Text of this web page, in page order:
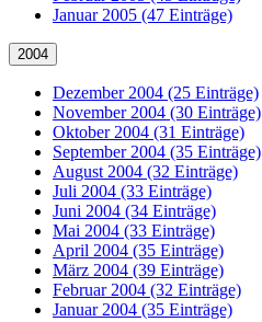
Januar 2005 (47 Einträge)
2004
Dezember 2004 (25 Einträge)
November 2004 (30 Einträge)
Oktober 2004 (31 Einträge)
September 2004 (35 Einträge)
August 2004 (32 Einträge)
Juli 2004 (33 Einträge)
Juni 2004 (34 Einträge)
Mai 2004 (33 Einträge)
April 2004 (35 Einträge)
März 2004 (39 Einträge)
Februar 2004 (32 Einträge)
Januar 2004 (35 Einträge)